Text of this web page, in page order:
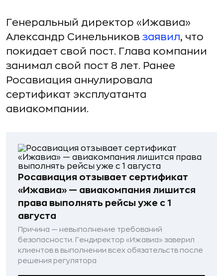
Генеральный директор «Ижавиа»
Александр Синельников заявил, что
покидает свой пост. Глава компании
занимал свой пост 8 лет. Ранее
Росавиация аннулировала
сертификат эксплуатанта
авиакомпании.
Росавиaция отзывает сертификат
«Ижавиa» — авиакомпания лишится
права выполнять рейсы уже с 1
августа
Причина — невыполнение требований
безопасности. Гендиректор «Ижавиа» заверил
клиентов в выполнении всех обязательств после
решения регулятора